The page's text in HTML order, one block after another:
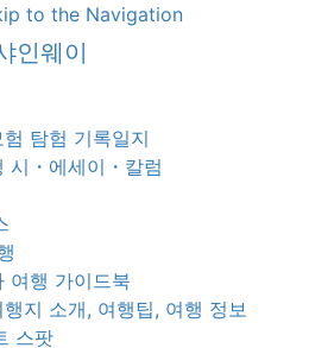
to the Navigation
인웨이
험 탐험 기록일지
시・에세이・칼럼
여행 가이드북
행지 소개, 여행팁, 여행 정보
스팟